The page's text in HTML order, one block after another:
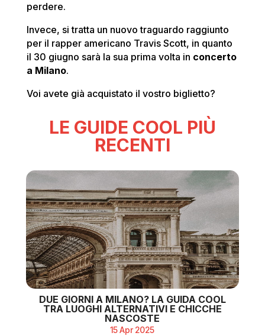
perdere.
Invece, si tratta un nuovo traguardo raggiunto
per il rapper americano Travis Scott, in quanto
il 30 giugno sarà la sua prima volta in concerto
a Milano.
Voi avete già acquistato il vostro biglietto?
LE GUIDE COOL PIÙ
RECENTI
DUE GIORNI A MILANO? LA GUIDA COOL
TRA LUOGHI ALTERNATIVI E CHICCHE
NASCOSTE
15 Apr 2025